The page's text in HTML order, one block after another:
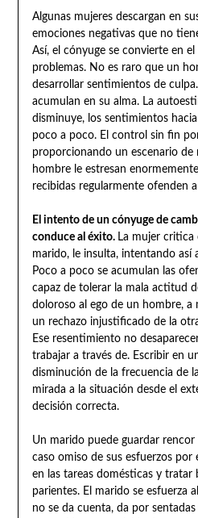
Algunas mujeres descargan en
emociones negativas que no
Así, el cónyuge se convierte en
problemas. No es raro que un
desarrollar sentimientos de
acumulan en su alma. La
disminuye, los sentimientos
poco a poco. El control sin fin
proporcionando un escenario de
hombre le estresan
recibidas regularmente ofenden
El intento de un cónyuge de
conduce al éxito. La mujer critica
marido, le insulta, intentando así
Poco a poco se acumulan las
capaz de tolerar la mala actitud
doloroso al ego de un hombre, a
un rechazo injustificado de la
Ese resentimiento no
trabajar a través de. Escribir en
disminución de la frecuencia de
mirada a la situación desde el
decisión correcta.
Un marido puede guardar rencor
caso omiso de sus esfuerzos por
en las tareas domésticas y tratar
parientes. El marido se esfuerza
no se da cuenta, da por